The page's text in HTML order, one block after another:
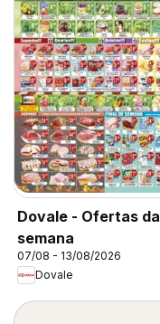
Dovale - Ofertas da
semana
07/08 - 13/08/2026
Dovale